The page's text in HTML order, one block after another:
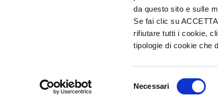
da questo sito e sulle
Se fai clic su
rifiutare tutti i cookie,
tipologie di cookie che
Necessari
© 2026 - Tutti i diritti riservati
Edizioni L'Informatore Agrario S.r.l.
Via Bencivenga-Biondani, 16
37133 Verona - Italia
Partita iva: 00230010233
Capitale sociale: Euro 510.000,00 i.v.